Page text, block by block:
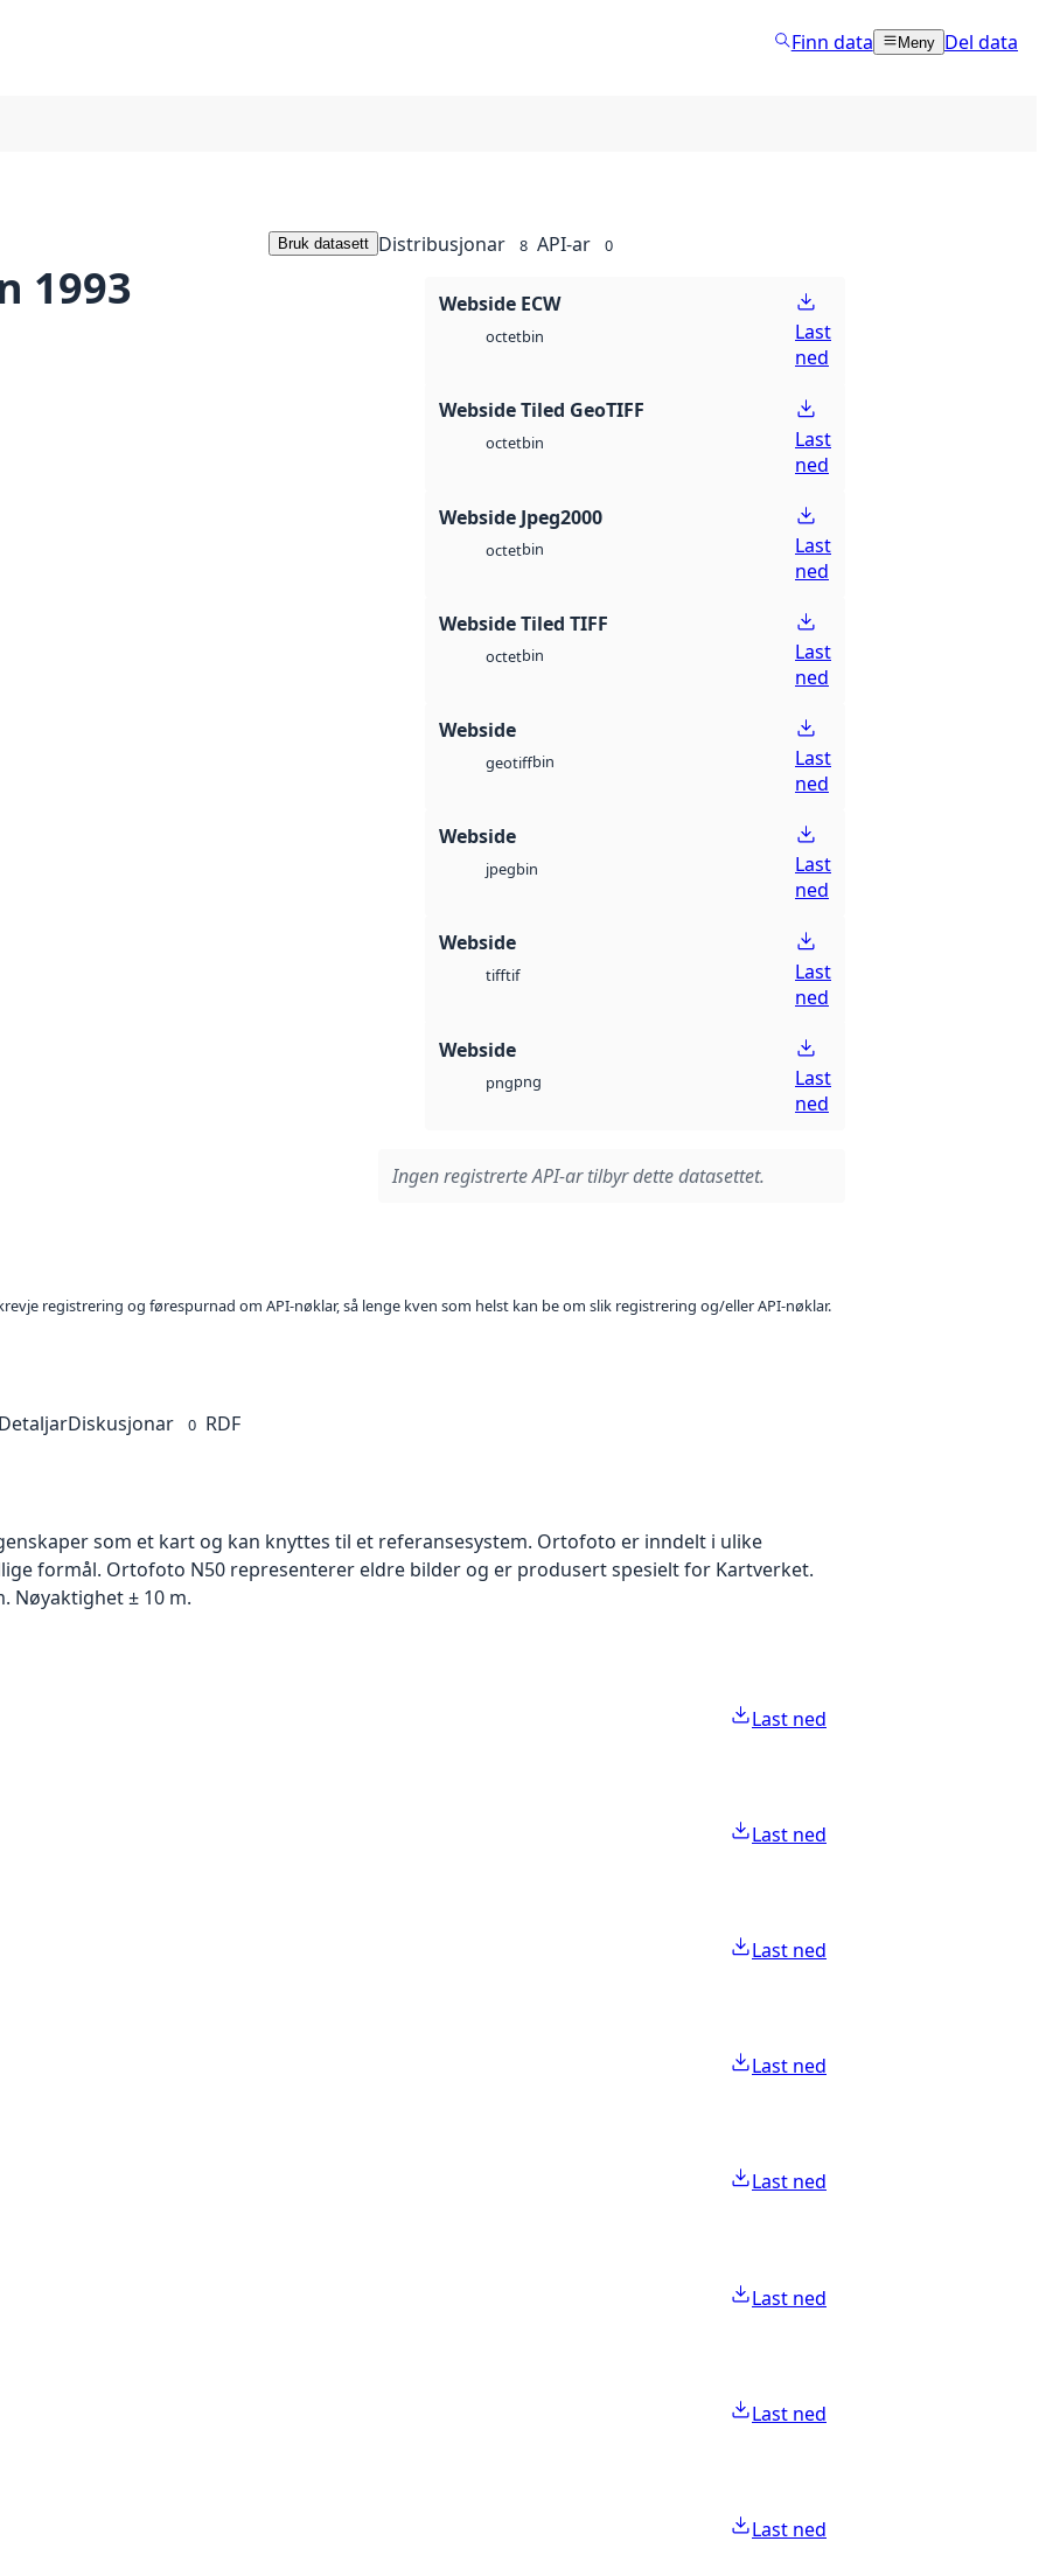
Finn data Meny Del data
1993
Bruk datasett Distribusjonar 8 API-ar 0
Webside ECW
octetbin
Last
ned
Webside Tiled GeoTIFF
octetbin
Last
ned
Webside Jpeg2000
octetbin
Last
ned
Webside Tiled TIFF
octetbin
Last
ned
Webside
geotiffbin
Last
ned
Webside
jpegbin
Last
ned
Webside
tifftif
Last
ned
Webside
pngpng
Last
ned
Ingen registrerte API-ar tilbyr dette datasettet.
registrering og førespurnad om API-nøklar, så lenge kven som helst kan be om slik registrering og/eller API-nøklar.
DetaljarDiskusjonar 0 RDF
som et kart og kan knyttes til et referansesystem. Ortofoto er inndelt i ulike
formål. Ortofoto N50 representerer eldre bilder og er produsert spesielt for Kartverket.
Nøyaktighet ± 10 m.
Last ned
Last ned
Last ned
Last ned
Last ned
Last ned
Last ned
Last ned